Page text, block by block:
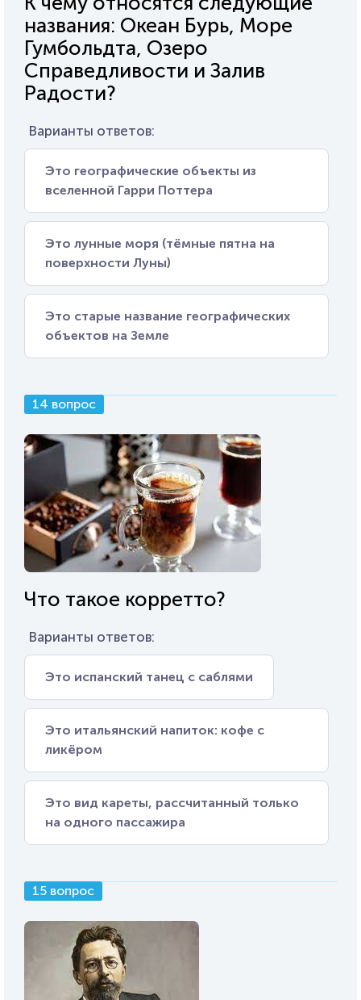
названия: Океан Бурь, Море
Гумбольдта, Озеро
Справедливости и Залив
Радости?
Варианты ответов:
Это географические объекты из
вселенной Гарри Поттера
Это лунные моря (тёмные пятна на
поверхности Луны)
Это старые название географических
объектов на Земле
14 вопрос
Что такое корретто?
Варианты ответов:
Это испанский танец с саблями
Это итальянский напиток: кофе с
ликёром
Это вид кареты, рассчитанный только
на одного пассажира
15 вопрос